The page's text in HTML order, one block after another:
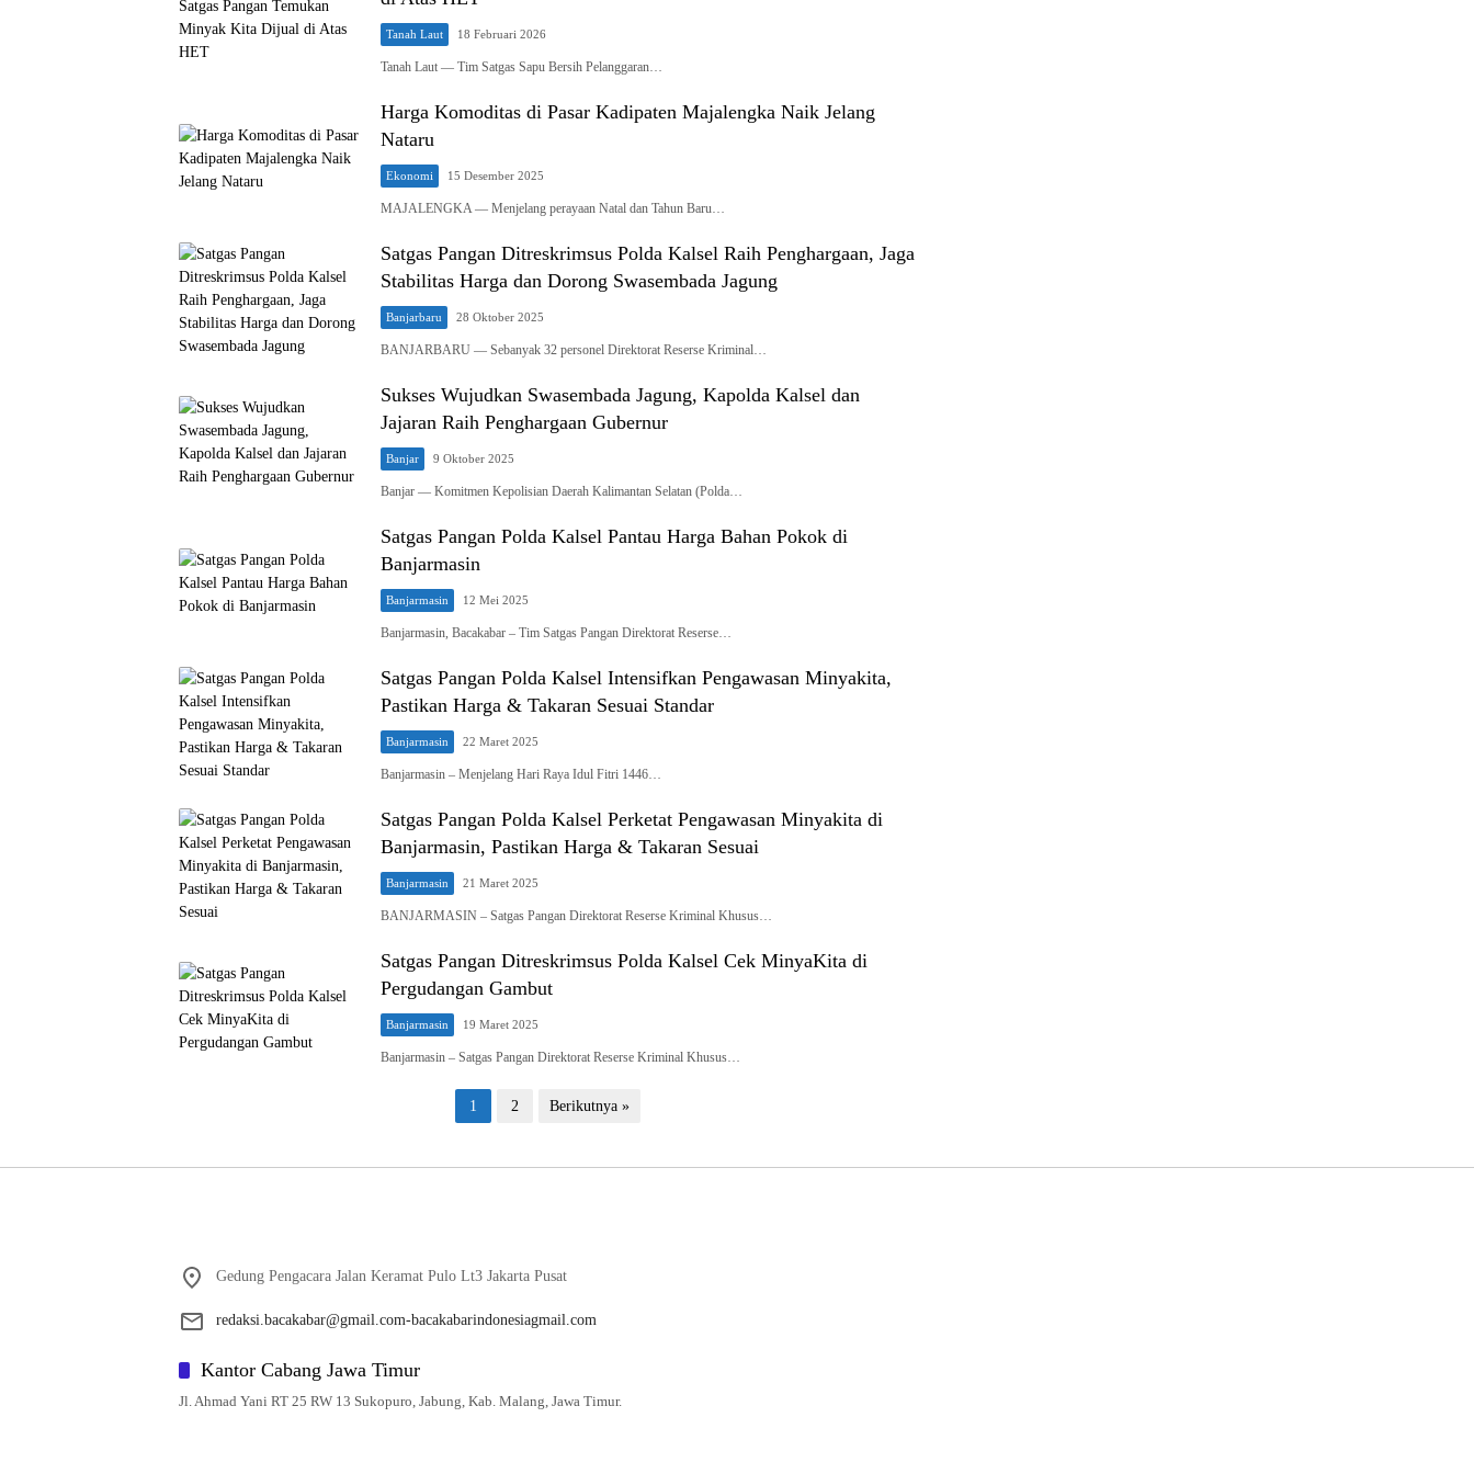
Tanah Laut 18 Februari 2026
Tanah Laut — Tim Satgas Sapu Bersih Pelanggaran…
Harga Komoditas di Pasar Kadipaten Majalengka Naik Jelang
Nataru
Ekonomi 15 Desember 2025
MAJALENGKA — Menjelang perayaan Natal dan Tahun Baru…
Satgas Pangan Ditreskrimsus Polda Kalsel Raih Penghargaan, Jaga
Stabilitas Harga dan Dorong Swasembada Jagung
Banjarbaru 28 Oktober 2025
BANJARBARU — Sebanyak 32 personel Direktorat Reserse Kriminal…
Sukses Wujudkan Swasembada Jagung, Kapolda Kalsel dan
Jajaran Raih Penghargaan Gubernur
Banjar 9 Oktober 2025
Banjar — Komitmen Kepolisian Daerah Kalimantan Selatan (Polda…
Satgas Pangan Polda Kalsel Pantau Harga Bahan Pokok di
Banjarmasin
Banjarmasin 12 Mei 2025
Banjarmasin, Bacakabar – Tim Satgas Pangan Direktorat Reserse…
Satgas Pangan Polda Kalsel Intensifkan Pengawasan Minyakita,
Pastikan Harga & Takaran Sesuai Standar
Banjarmasin 22 Maret 2025
Banjarmasin – Menjelang Hari Raya Idul Fitri 1446…
Satgas Pangan Polda Kalsel Perketat Pengawasan Minyakita di
Banjarmasin, Pastikan Harga & Takaran Sesuai
Banjarmasin 21 Maret 2025
BANJARMASIN – Satgas Pangan Direktorat Reserse Kriminal Khusus…
Satgas Pangan Ditreskrimsus Polda Kalsel Cek MinyaKita di
Pergudangan Gambut
Banjarmasin 19 Maret 2025
Banjarmasin – Satgas Pangan Direktorat Reserse Kriminal Khusus…
1 2 Berikutnya »
Gedung Pengacara Jalan Keramat Pulo Lt3 Jakarta Pusat
redaksi.bacakabar@gmail.com-bacakabarindonesiagmail.com
Kantor Cabang Jawa Timur
Jl. Ahmad Yani RT 25 RW 13 Sukopuro, Jabung, Kab. Malang, Jawa Timur.